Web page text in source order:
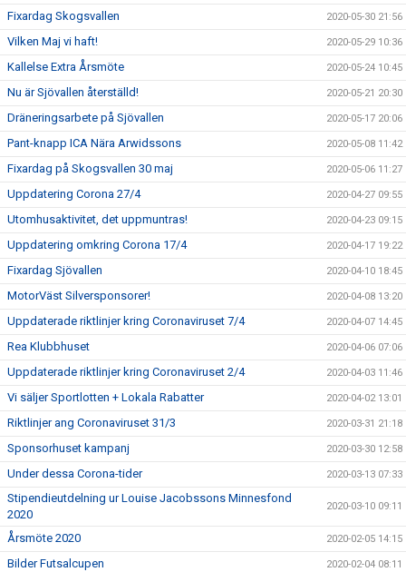
Fixardag Skogsvallen 2020-05-30 21:56
Vilken Maj vi haft! 2020-05-29 10:36
Kallelse Extra Årsmöte 2020-05-24 10:45
Nu är Sjövallen återställd! 2020-05-21 20:30
Dräneringsarbete på Sjövallen 2020-05-17 20:06
Pant-knapp ICA Nära Arwidssons 2020-05-08 11:42
Fixardag på Skogsvallen 30 maj 2020-05-06 11:27
Uppdatering Corona 27/4 2020-04-27 09:55
Utomhusaktivitet, det uppmuntras! 2020-04-23 09:15
Uppdatering omkring Corona 17/4 2020-04-17 19:22
Fixardag Sjövallen 2020-04-10 18:45
MotorVäst Silversponsorer! 2020-04-08 13:20
Uppdaterade riktlinjer kring Coronaviruset 7/4 2020-04-07 14:45
Rea Klubbhuset 2020-04-06 07:06
Uppdaterade riktlinjer kring Coronaviruset 2/4 2020-04-03 11:46
Vi säljer Sportlotten + Lokala Rabatter 2020-04-02 13:01
Riktlinjer ang Coronaviruset 31/3 2020-03-31 21:18
Sponsorhuset kampanj 2020-03-30 12:58
Under dessa Corona-tider 2020-03-13 07:33
Stipendieutdelning ur Louise Jacobssons Minnesfond
2020
2020-03-10 09:11
Årsmöte 2020 2020-02-05 14:15
Bilder Futsalcupen 2020-02-04 08:11